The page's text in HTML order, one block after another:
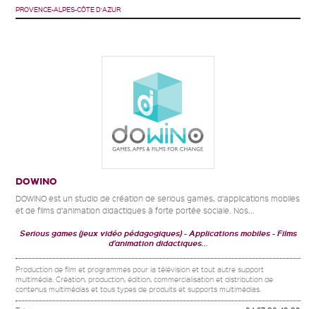
PROVENCE-ALPES-CÔTE D'AZUR
DOWINO
DOWiNO est un studio de création de serious games, d’applications mobiles
et de films d’animation didactiques à forte portée sociale. Nos...
Serious games (jeux vidéo pédagogiques) Applications mobiles
Films
d'animation didactiques...
Production de film et programmes pour la télévision et tout autre support
multimédia. Création, production, édition, commercialisation et distribution de
contenus multimédias et tous types de produits et supports multimédias.